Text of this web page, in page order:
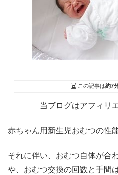
この記事は約7
当ブログはアフィリ
赤ちゃん用新生児おむつの性
それに伴い、おむつ自体が合
や、おむつ交換の回数と手間